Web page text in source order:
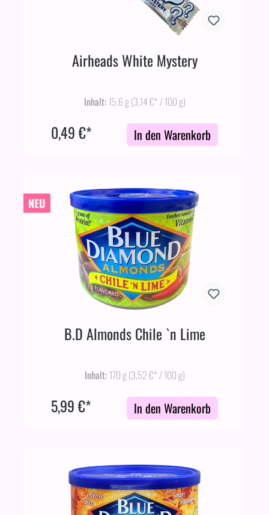
Airheads White Mystery
Inhalt: 15.6 g(3,14 €* / 100 g)
0,49 €* In den Warenkorb
NEU
B.D Almonds Chile `n Lime
Inhalt: 170 g(3,52 €* / 100 g)
5,99 €* In den Warenkorb